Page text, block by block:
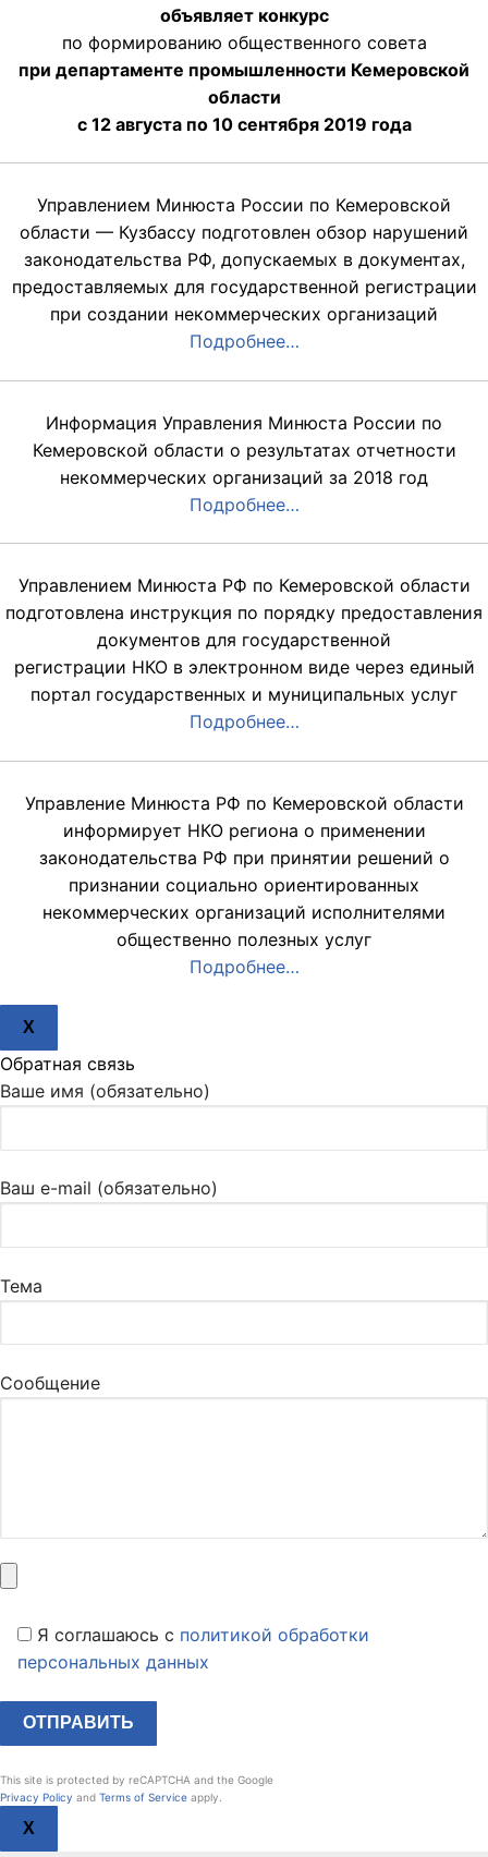
объявляет конкурс
по формированию общественного совета
при департаменте промышленности Кемеровской
области
с 12 августа по 10 сентября 2019 года
Управлением Минюста России по Кемеровской
области — Кузбассу подготовлен обзор нарушений
законодательства РФ, допускаемых в документах,
предоставляемых для государственной регистрации
при создании некоммерческих организаций
Подробнее…
Информация Управления Минюста России по
Кемеровской области о результатах отчетности
некоммерческих организаций за 2018 год
Подробнее…
Управлением Минюста РФ по Кемеровской области
подготовлена инструкция по порядку предоставления
документов для государственной
регистрации НКО в электронном виде через единый
портал государственных и муниципальных услуг
Подробнее…
Управление Минюста РФ по Кемеровской области
информирует НКО региона о применении
законодательства РФ при принятии решений о
признании социально ориентированных
некоммерческих организаций исполнителями
общественно полезных услуг
Подробнее…
X
Обратная связь
Ваше имя (обязательно)
Ваш e-mail (обязательно)
Тема
Сообщение
Я соглашаюсь c политикой обработки
персональных данных
This site is protected by reCAPTCHA and the Google
Privacy Policy and Terms of Service apply.
X